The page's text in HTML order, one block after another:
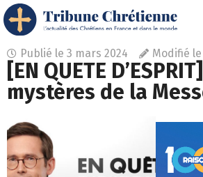
Publié le 3 mars 2024 Modifié
[EN QUETE
mystères de la